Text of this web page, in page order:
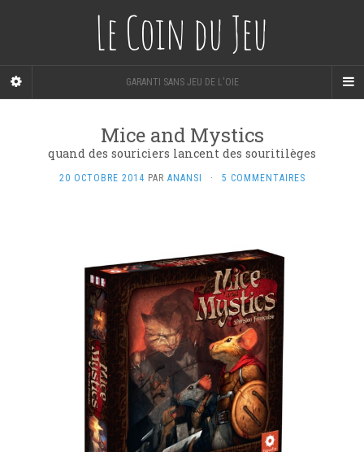
Le Coin du Jeu
GARANTI SANS JEU DE L'OIE
Mice and Mystics
quand des souriciers lancent des souritilèges
20 OCTOBRE 2014 PAR ANANSI · 5 COMMENTAIRES